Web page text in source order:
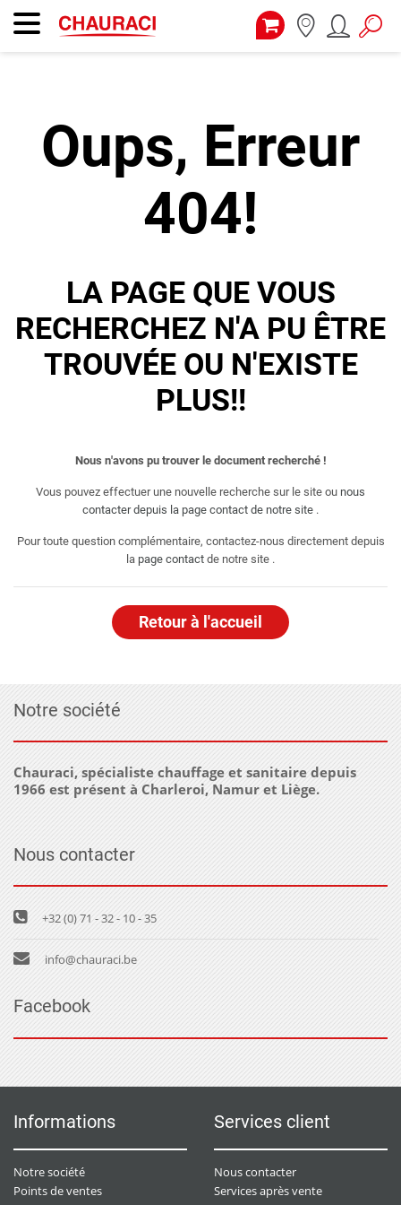
Oups, Erreur
404!
LA PAGE QUE VOUS
RECHERCHEZ N'A PU ÊTRE
TROUVÉE OU N'EXISTE
PLUS!!
Nous n'avons pu trouver le document recherché !
Vous pouvez effectuer une nouvelle recherche sur le site ou nous
contacter depuis la page contact de notre site .
Pour toute question complémentaire, contactez-nous directement depuis
la page contact de notre site .
Retour à l'accueil
Notre société
Chauraci, spécialiste chauffage et sanitaire depuis
1966 est présent à Charleroi, Namur et Liège.
Nous contacter
+32 (0) 71 - 32 - 10 - 35
info@chauraci.be
Facebook
Informations
Notre société
Points de ventes
Services client
Nous contacter
Services après vente